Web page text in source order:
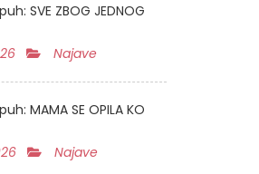
SVE ZBOG JEDNOG
Najave
MAMA SE OPILA KO
Najave